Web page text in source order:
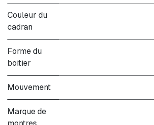
Couleur du
cadran
Forme du
boitier
Mouvement
Marque de